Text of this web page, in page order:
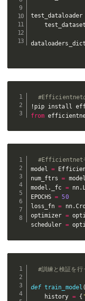
    test_dataset
#Efficientnetの
from
#Efficientnetモ
model =
num_ftrs = model
model . _fc = nn.
EPOCHS = 50
loss_fn = nn.
optimizer =
scheduler =
#訓練と検証を行
def train_model
    history
= {